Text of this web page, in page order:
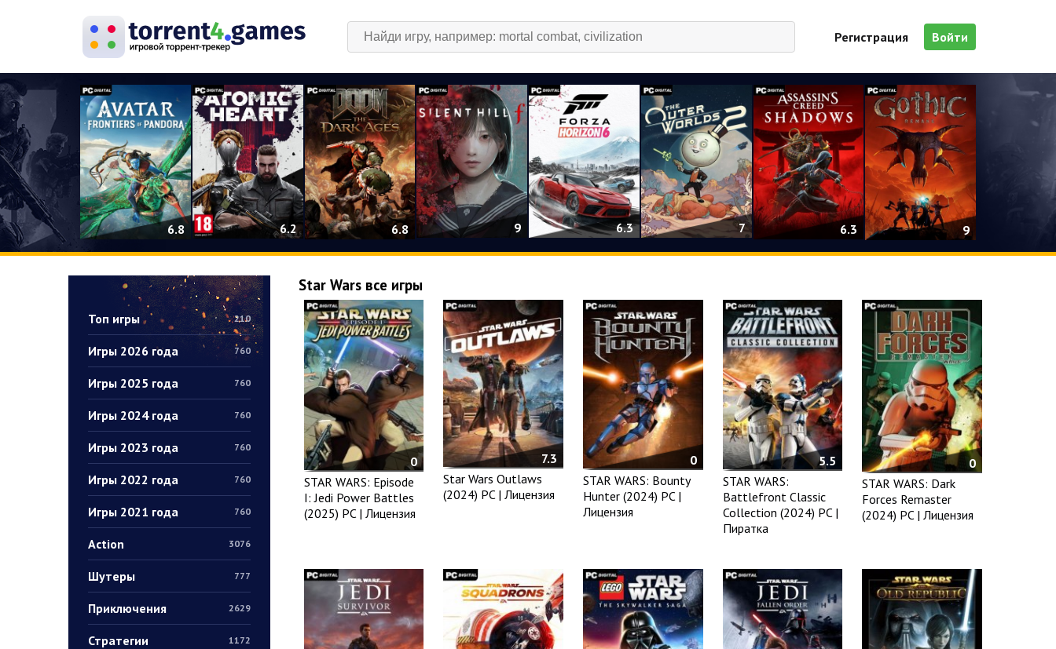
Регистрация Войти
6.8 6.2 6.8 9 6.3 7 6.3 9
Топ игры 210
Игры 2026 года 760
Игры 2025 года 760
Игры 2024 года 760
Игры 2023 года 760
Игры 2022 года 760
Игры 2021 года 760
Action 3076
Шутеры 777
Приключения 2629
Стратегии 1172
Star Wars все игры
0
STAR WARS: Episode
I: Jedi Power Battles
(2025) PC | Лицензия
7.3
Star Wars Outlaws
(2024) PC | Лицензия
0
STAR WARS: Bounty
Hunter (2024) PC |
Лицензия
5.5
STAR WARS:
Battlefront Classic
Collection (2024) PC |
Пиратка
0
STAR WARS: Dark
Forces Remaster
(2024) PC | Лицензия